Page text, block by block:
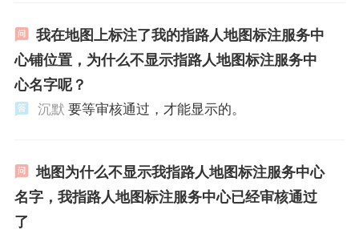
我在地图上标注了我的指路人地图标注服务中
心铺位置，为什么不显示指路人地图标注服务中
心名字呢？
沉默 要等审核通过，才能显示的。
地图为什么不显示我指路人地图标注服务中心
名字，我指路人地图标注服务中心已经审核通过
了